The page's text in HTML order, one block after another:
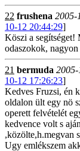
22 frushena 2005-
10-12 20:44:29]
Köszi a segítséget!
odaszokok,
21 bermuda
10-12 17:26:23]
Kedves Fruzsi, én
oldalon ült egy nö
operett felvételét
kedvence volt s
,közölte,h.megvan
Ugy emlékszem